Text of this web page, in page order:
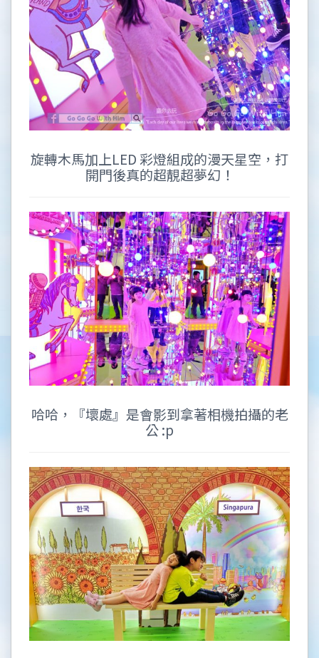
旋轉木馬加上LED 彩燈組成的漫天星空，打
開門後真的超靚超夢幻！
哈哈，『壞處』是會影到拿著相機拍攝的老
公 :p